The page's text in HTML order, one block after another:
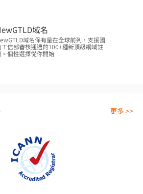
域名
域名保有量在全球前列，支援國
工信部審核通過的100+種新頂級網域註
。個性選擇從你開始
更多 >>